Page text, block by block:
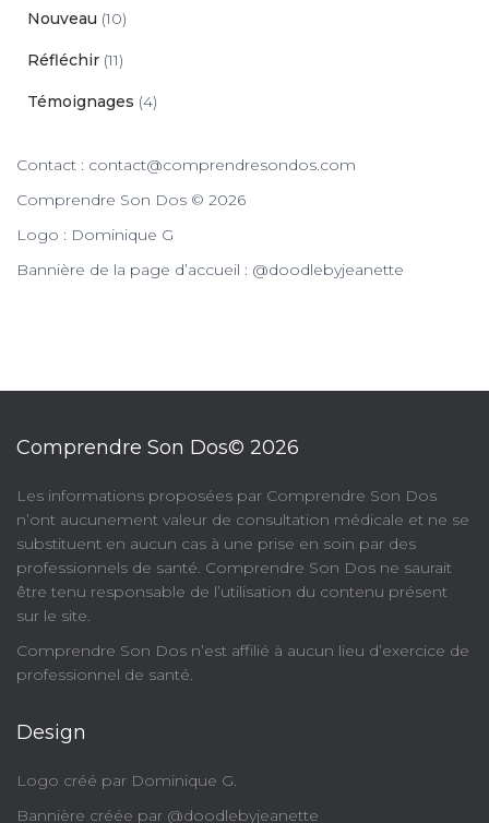
Nouveau (10)
Réfléchir (11)
Témoignages (4)
Contact : contact@comprendresondos.com
Comprendre Son Dos © 2026
Logo : Dominique G
Bannière de la page d’accueil : @doodlebyjeanette
Comprendre Son Dos© 2026
​Les informations proposées par Comprendre Son Dos
n’ont aucunement valeur de consultation médicale et ne se
substituent en aucun cas à une prise en soin par des
professionnels de santé. Comprendre Son Dos ne saurait
être tenu responsable de l’utilisation du contenu présent
sur le site.
Comprendre Son Dos n’est affilié à aucun lieu d’exercice de
professionnel de santé.
Design
Logo créé par Dominique G.
Bannière créée par @doodlebyjeanette